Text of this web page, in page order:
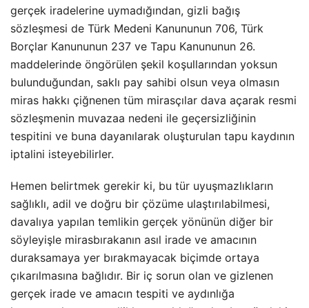
gerçek iradelerine uymadığından, gizli bağış
sözleşmesi de Türk Medeni Kanununun 706, Türk
Borçlar Kanununun 237 ve Tapu Kanununun 26.
maddelerinde öngörülen şekil koşullarından yoksun
bulunduğundan, saklı pay sahibi olsun veya olmasın
miras hakkı çiğnenen tüm mirasçılar dava açarak resmi
sözleşmenin muvazaa nedeni ile geçersizliğinin
tespitini ve buna dayanılarak oluşturulan tapu kaydının
iptalini isteyebilirler.
Hemen belirtmek gerekir ki, bu tür uyuşmazlıkların
sağlıklı, adil ve doğru bir çözüme ulaştırılabilmesi,
davalıya yapılan temlikin gerçek yönünün diğer bir
söyleyişle mirasbırakanın asıl irade ve amacının
duraksamaya yer bırakmayacak biçimde ortaya
çıkarılmasına bağlıdır. Bir iç sorun olan ve gizlenen
gerçek irade ve amacın tespiti ve aydınlığa